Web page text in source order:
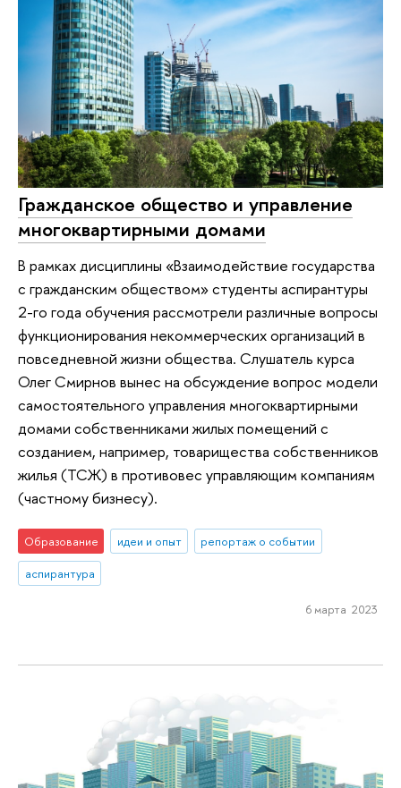
Гражданское общество и управление
многоквартирными домами
В рамках дисциплины «Взаимодействие государства
с гражданским обществом» студенты аспирантуры
2-го года обучения рассмотрели различные вопросы
функционирования некоммерческих организаций в
повседневной жизни общества. Слушатель курса
Олег Смирнов вынес на обсуждение вопрос модели
самостоятельного управления многоквартирными
домами собственниками жилых помещений с
созданием, например, товарищества собственников
жилья (ТСЖ) в противовес управляющим компаниям
(частному бизнесу).
Образование идеи и опыт
репортаж о событии
аспирантура
6 марта 2023